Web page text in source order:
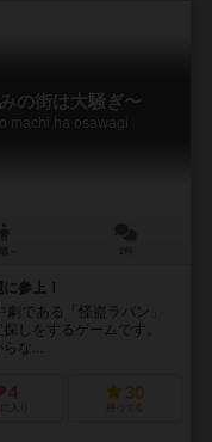
の街は大騒ぎ〜
machi ha osawagi
参上！
である「怪盗ラパン」
しをするゲームです。
な...
4
に入り
30
持ってる